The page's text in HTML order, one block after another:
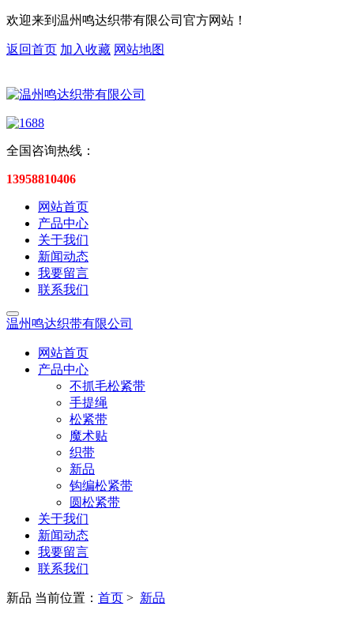
欢迎来到温州鸣达织带有限公司官方网站！
返回首页 加入收藏 网站地图
全国咨询热线：
13958810406
网站首页
产品中心
关于我们
新闻动态
我要留言
联系我们
温州鸣达织带有限公司
网站首页
产品中心
不抓毛松紧带
手提绳
松紧带
魔术贴
织带
新品
钩编松紧带
圆松紧带
关于我们
新闻动态
我要留言
联系我们
新品 当前位置： 首页 > 新品